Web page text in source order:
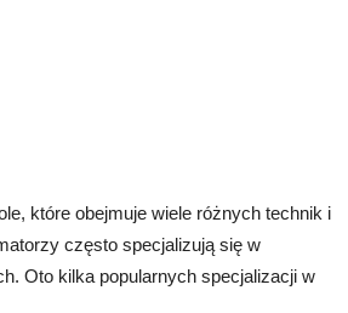
które obejmuje wiele różnych technik i
często specjalizują się w
Oto kilka popularnych specjalizacji w